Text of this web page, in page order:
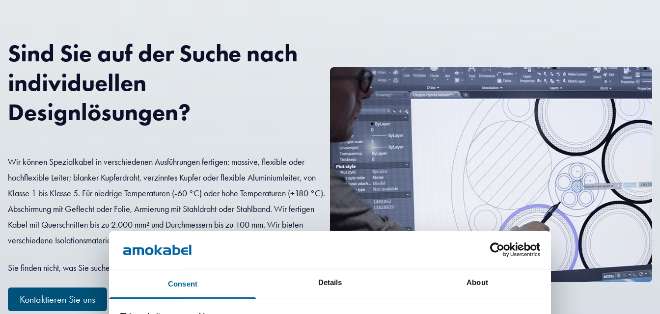
Consent Details About
Sind Sie auf der Suche nach
individuellen
Designlösungen?
Wir können Spezialkabel in verschiedenen Ausführungen fertigen: massive, flexible oder
hochflexible Leiter; blanker Kupferdraht, verzinntes Kupfer oder flexible Aluminiumleiter, von
Klasse 1 bis Klasse 5. Für niedrige Temperaturen (-60 °C) oder hohe Temperaturen (+180 °C).
Abschirmung mit Geflecht oder Folie, Armierung mit Stahldraht oder Stahlband. Wir fertigen
Kabel mit Querschnitten bis zu 2.000 mm² und Durchmessern bis zu 100 mm. Wir bieten
verschiedene Isolationsmaterialien wie PVC, Polyolefin, XLPE, TPE, PE, TPU, EPR und Silikon an.
Sie finden nicht, was Sie suchen? Zögern Sie nicht, uns zu kontaktieren!
Kontaktieren Sie uns